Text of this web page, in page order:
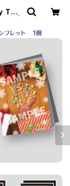
Tell